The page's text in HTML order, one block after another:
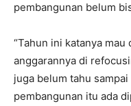
pembangunan belum
“Tahun ini katanya
anggarannya di
juga belum tahu
pembangunan itu ada